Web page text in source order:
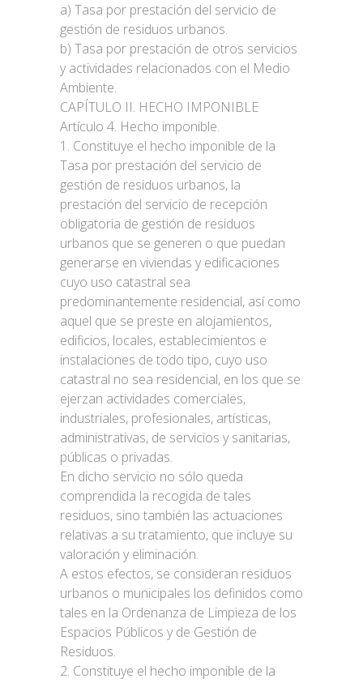
a) Tasa por prestación del servicio de
gestión de residuos urbanos.
b) Tasa por prestación de otros servicios
y actividades relacionados con el Medio
Ambiente.
CAPÍTULO II. HECHO IMPONIBLE
Artículo 4. Hecho imponible.
1. Constituye el hecho imponible de la
Tasa por prestación del servicio de
gestión de residuos urbanos, la
prestación del servicio de recepción
obligatoria de gestión de residuos
urbanos que se generen o que puedan
generarse en viviendas y edificaciones
cuyo uso catastral sea
predominantemente residencial, así como
aquel que se preste en alojamientos,
edificios, locales, establecimientos e
instalaciones de todo tipo, cuyo uso
catastral no sea residencial, en los que se
ejerzan actividades comerciales,
industriales, profesionales, artísticas,
administrativas, de servicios y sanitarias,
públicas o privadas.
En dicho servicio no sólo queda
comprendida la recogida de tales
residuos, sino también las actuaciones
relativas a su tratamiento, que incluye su
valoración y eliminación.
A estos efectos, se consideran residuos
urbanos o municipales los definidos como
tales en la Ordenanza de Limpieza de los
Espacios Públicos y de Gestión de
Residuos.
2. Constituye el hecho imponible de la